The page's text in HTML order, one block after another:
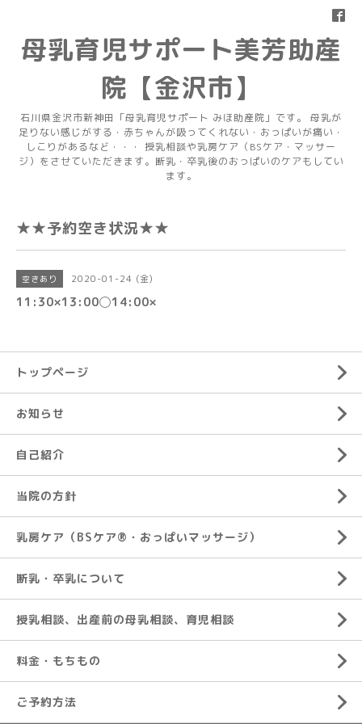
母乳育児サポート美芳助産
院【金沢市】
石川県金沢市新神田「母乳育児サポート みほ助産院」です。 母乳が
足りない感じがする・赤ちゃんが吸ってくれない・おっぱいが痛い・
しこりがあるなど・・・ 授乳相談や乳房ケア（BSケア・マッサー
ジ）をさせていただきます。断乳・卒乳後のおっぱいのケアもしてい
ます。
★★予約空き状況★★
空きあり 2020-01-24 (金)
11:30×13:00◯14:00×
トップページ
お知らせ
自己紹介
当院の方針
乳房ケア（BSケア®︎・おっぱいマッサージ）
断乳・卒乳について
授乳相談、出産前の母乳相談、育児相談
料金・もちもの
ご予約方法